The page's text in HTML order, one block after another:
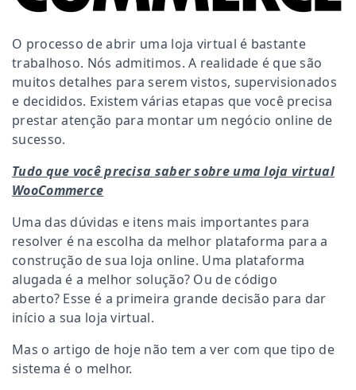
O processo de abrir uma loja virtual é bastante
trabalhoso. Nós admitimos. A realidade é que são
muitos detalhes para serem vistos, supervisionados
e decididos. Existem várias etapas que você precisa
prestar atenção para montar um negócio online de
sucesso.
Tudo que você precisa saber sobre uma loja virtual
WooCommerce
Uma das dúvidas e itens mais importantes para
resolver é na escolha da melhor plataforma para a
construção de sua loja online. Uma plataforma
alugada é a melhor solução? Ou de código
aberto? Esse é a primeira grande decisão para dar
início a sua loja virtual.
Mas o artigo de hoje não tem a ver com que tipo de
sistema é o melhor.